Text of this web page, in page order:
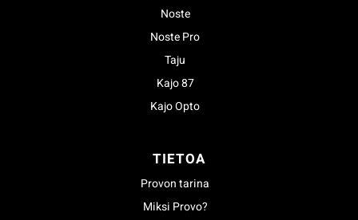
Noste
Noste Pro
Taju
Kajo 87
Kajo Opto
TIETOA
Provon tarina
Miksi Provo?